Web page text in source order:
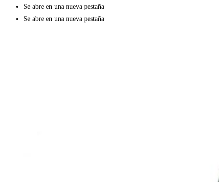
Se abre en una nueva pestaña
Se abre en una nueva pestaña